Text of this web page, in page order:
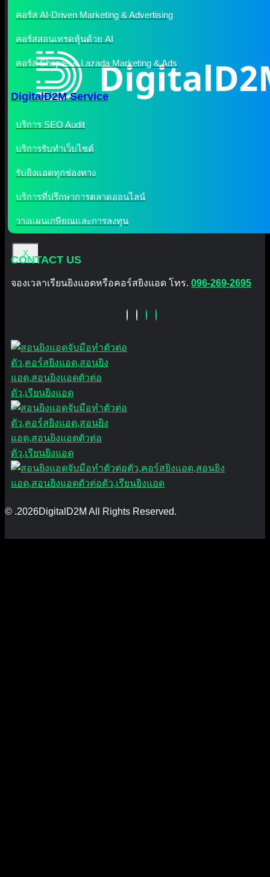
X
คอร์ส AI-Driven Marketing & Advertising
คอร์สสอนเทรดหุ้นด้วย AI
คอร์ส Shopee & Lazada Marketing & Ads
DigitalD2M Service
บริการ SEO Audit
บริการรับทำเว็บไซต์
รับยิงแอดทุกช่องทาง
บริการที่ปรึกษาการตลาดออนไลน์
วางแผนเกษียณและการลงทุน
CONTACT US
จองเวลาเรียนยิงแอดหรือคอร์สยิงแอด โทร. 096-269-2695
© .2026DigitalD2M All Rights Reserved.